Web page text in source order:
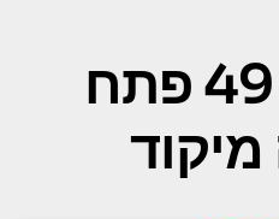
הסיבים 49 פתח
מיקוד